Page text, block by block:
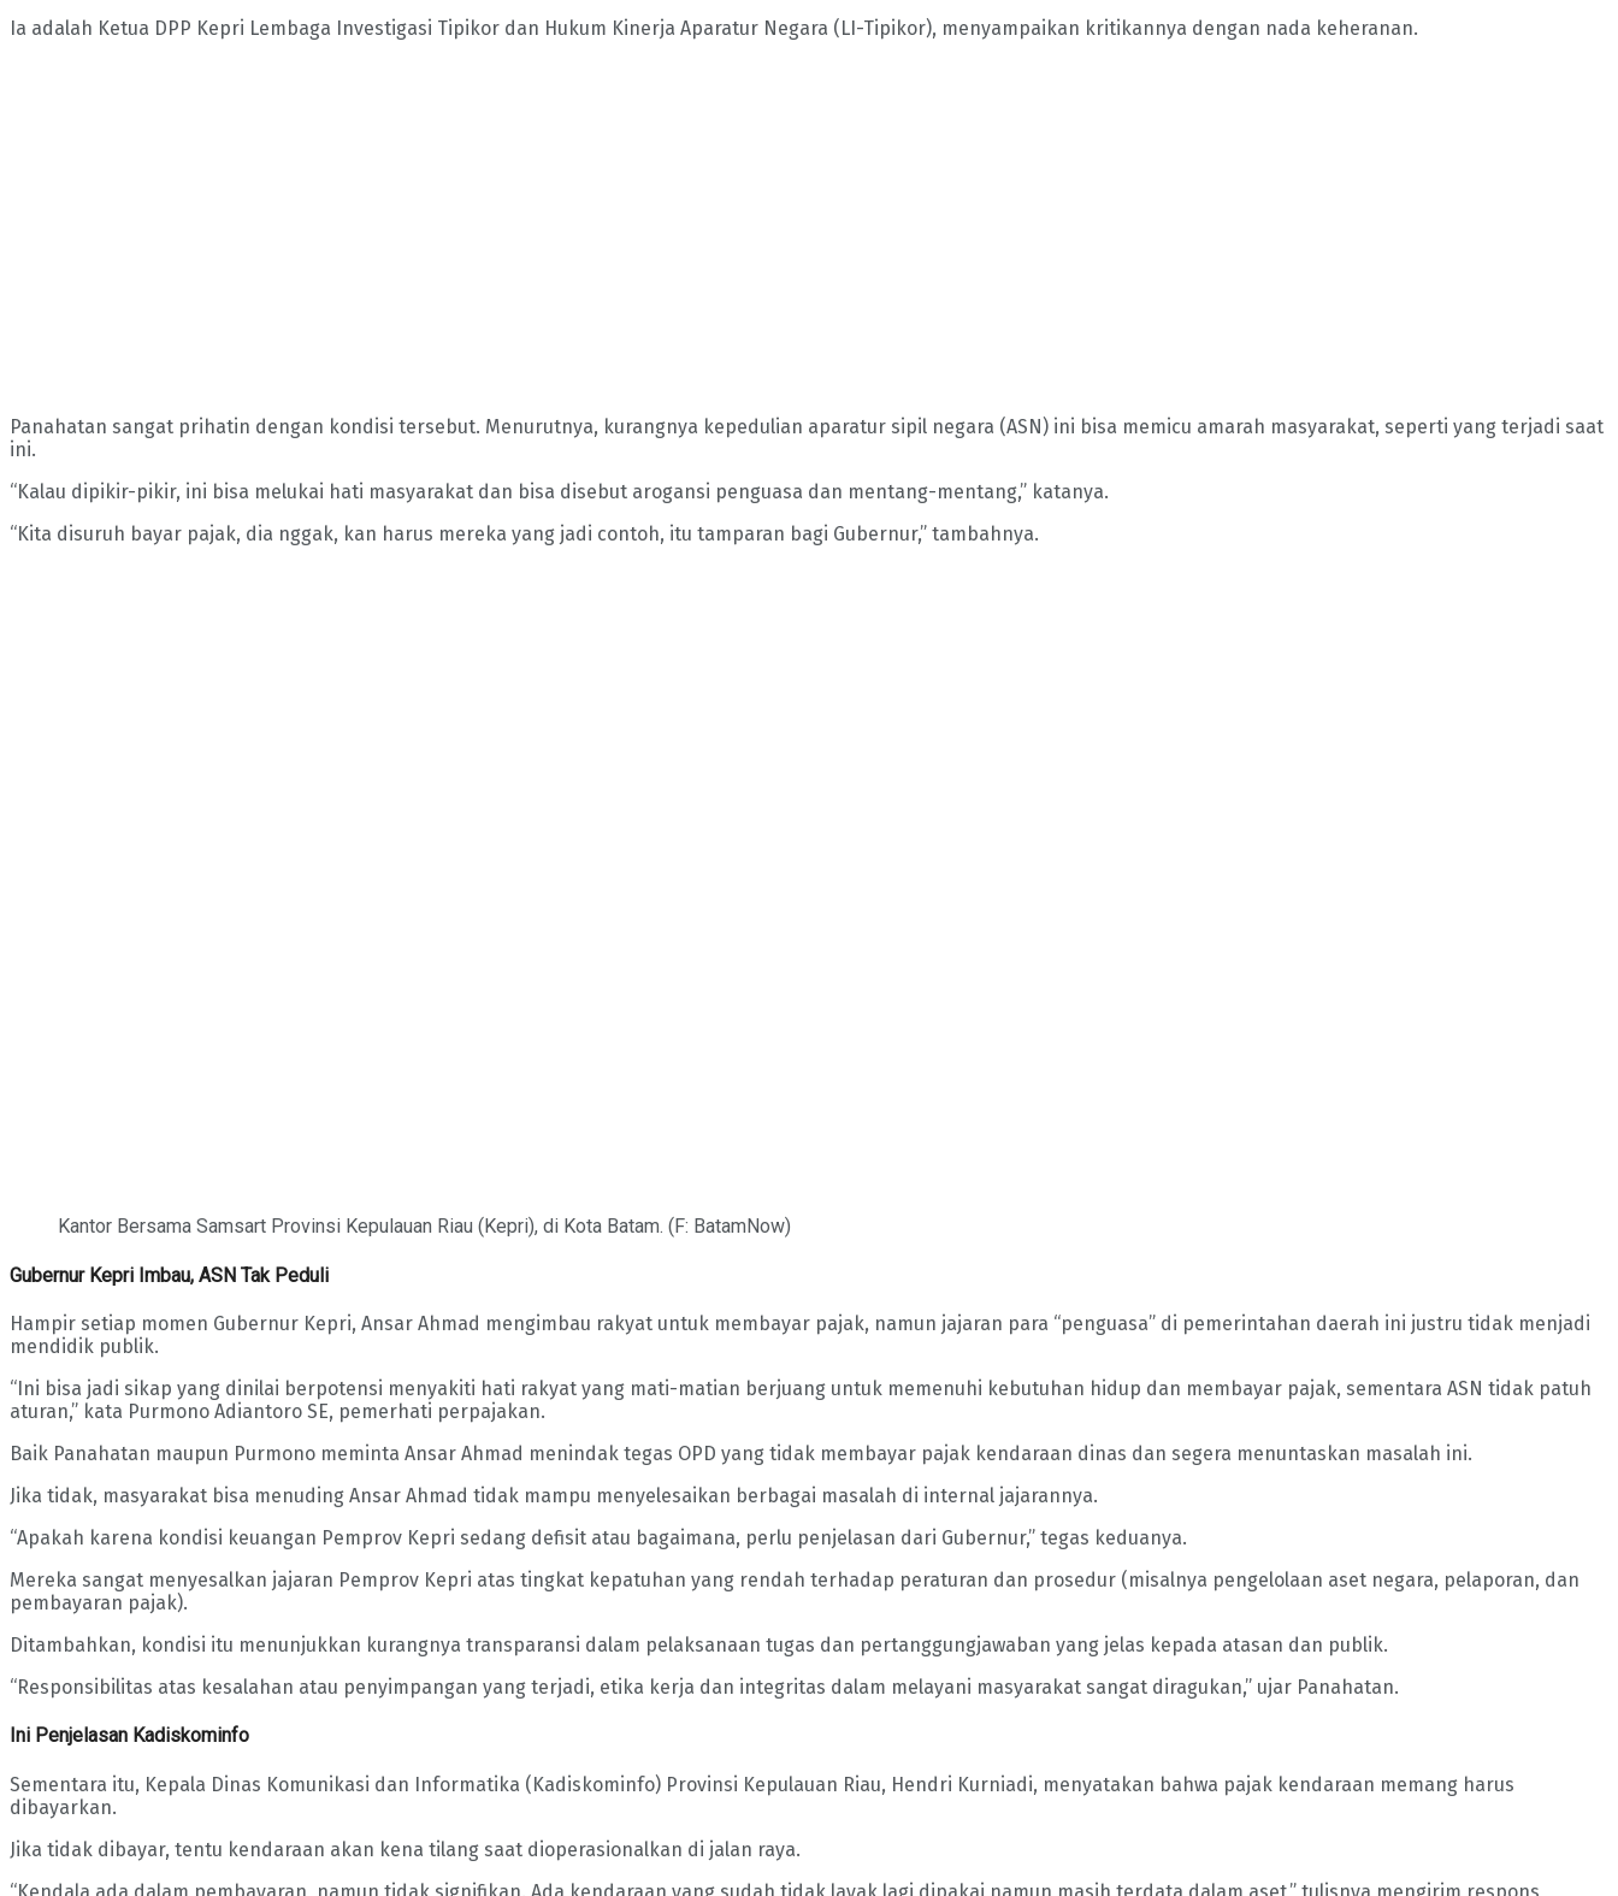
Ia adalah Ketua DPP Kepri Lembaga Investigasi Tipikor dan Hukum Kinerja Aparatur Negara (LI-Tipikor), menyampaikan kritikannya dengan nada keheranan.
Panahatan sangat prihatin dengan kondisi tersebut. Menurutnya, kurangnya kepedulian aparatur sipil negara (ASN) ini bisa memicu amarah masyarakat, seperti yang terjadi saat
ini.
“Kalau dipikir-pikir, ini bisa melukai hati masyarakat dan bisa disebut arogansi penguasa dan mentang-mentang,” katanya.
“Kita disuruh bayar pajak, dia nggak, kan harus mereka yang jadi contoh, itu tamparan bagi Gubernur,” tambahnya.
Kantor Bersama Samsart Provinsi Kepulauan Riau (Kepri), di Kota Batam. (F: BatamNow)
Gubernur Kepri Imbau, ASN Tak Peduli
Hampir setiap momen Gubernur Kepri, Ansar Ahmad mengimbau rakyat untuk membayar pajak, namun jajaran para “penguasa” di pemerintahan daerah ini justru tidak menjadi
mendidik publik.
“Ini bisa jadi sikap yang dinilai berpotensi menyakiti hati rakyat yang mati-matian berjuang untuk memenuhi kebutuhan hidup dan membayar pajak, sementara ASN tidak patuh
aturan,” kata Purmono Adiantoro SE, pemerhati perpajakan.
Baik Panahatan maupun Purmono meminta Ansar Ahmad menindak tegas OPD yang tidak membayar pajak kendaraan dinas dan segera menuntaskan masalah ini.
Jika tidak, masyarakat bisa menuding Ansar Ahmad tidak mampu menyelesaikan berbagai masalah di internal jajarannya.
“Apakah karena kondisi keuangan Pemprov Kepri sedang defisit atau bagaimana, perlu penjelasan dari Gubernur,” tegas keduanya.
Mereka sangat menyesalkan jajaran Pemprov Kepri atas tingkat kepatuhan yang rendah terhadap peraturan dan prosedur (misalnya pengelolaan aset negara, pelaporan, dan
pembayaran pajak).
Ditambahkan, kondisi itu menunjukkan kurangnya transparansi dalam pelaksanaan tugas dan pertanggungjawaban yang jelas kepada atasan dan publik.
“Responsibilitas atas kesalahan atau penyimpangan yang terjadi, etika kerja dan integritas dalam melayani masyarakat sangat diragukan,” ujar Panahatan.
Ini Penjelasan Kadiskominfo
Sementara itu, Kepala Dinas Komunikasi dan Informatika (Kadiskominfo) Provinsi Kepulauan Riau, Hendri Kurniadi, menyatakan bahwa pajak kendaraan memang harus
dibayarkan.
Jika tidak dibayar, tentu kendaraan akan kena tilang saat dioperasionalkan di jalan raya.
“Kendala ada dalam pembayaran, namun tidak signifikan. Ada kendaraan yang sudah tidak layak lagi dipakai namun masih terdata dalam aset,” tulisnya mengirim respons